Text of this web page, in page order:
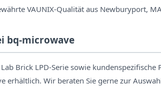
VAUNIX-Qualität aus Newburyport,
bq-microwave
Brick LPD-Serie sowie
erhältlich. Wir beraten Sie gerne zur